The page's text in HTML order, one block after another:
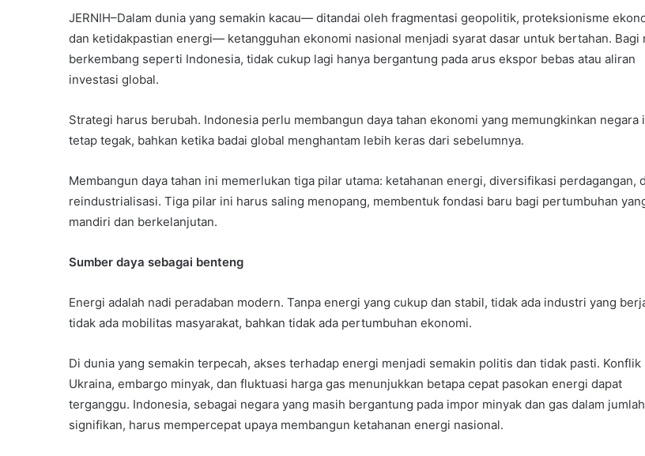
JERNIH–Dalam dunia yang semakin kacau— ditandai oleh fragmentasi geopolitik, proteksionisme
dan ketidakpastian energi— ketangguhan ekonomi nasional menjadi syarat dasar untuk bertahan. Bagi
berkembang seperti Indonesia, tidak cukup lagi hanya bergantung pada arus ekspor bebas atau aliran
investasi global.
Strategi harus berubah. Indonesia perlu membangun daya tahan ekonomi yang memungkinkan negara
tetap tegak, bahkan ketika badai global menghantam lebih keras dari sebelumnya.
Membangun daya tahan ini memerlukan tiga pilar utama: ketahanan energi, diversifikasi perdagangan,
reindustrialisasi. Tiga pilar ini harus saling menopang, membentuk fondasi baru bagi pertumbuhan
mandiri dan berkelanjutan.
Sumber daya sebagai benteng
Energi adalah nadi peradaban modern. Tanpa energi yang cukup dan stabil, tidak ada industri yang
tidak ada mobilitas masyarakat, bahkan tidak ada pertumbuhan ekonomi.
Di dunia yang semakin terpecah, akses terhadap energi menjadi semakin politis dan tidak pasti. Konflik
Ukraina, embargo minyak, dan fluktuasi harga gas menunjukkan betapa cepat pasokan energi dapat
terganggu. Indonesia, sebagai negara yang masih bergantung pada impor minyak dan gas dalam jumlah
signifikan, harus mempercepat upaya membangun ketahanan energi nasional.